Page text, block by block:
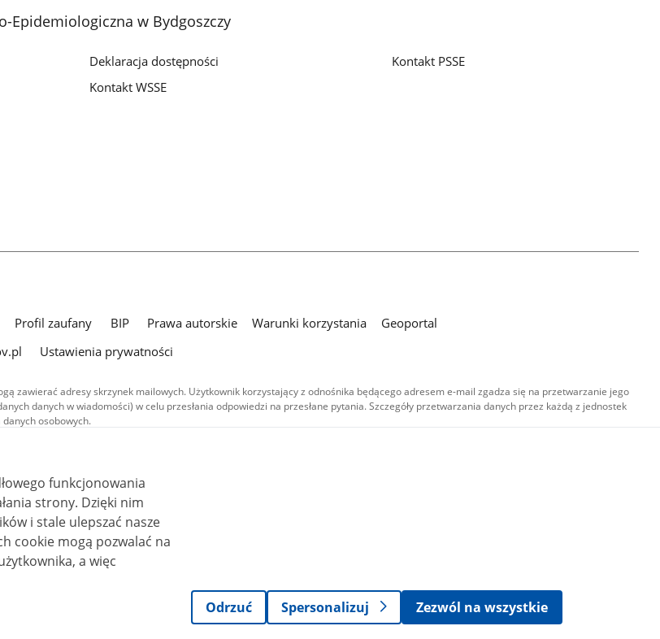
Epidemiologiczna w Bydgoszczy
Deklaracja dostępności
Kontakt WSSE
Kontakt PSSE
Profil zaufany BIP Prawa autorskie Warunki korzystania
Geoportal
Ustawienia prywatności
zawierać adresy skrzynek mailowych. Użytkownik korzystający z odnośnika będącego adresem e-mail zgadza się na przetwarzanie jego
danych w wiadomości) w celu przesłania odpowiedzi na przesłane pytania. Szczegóły przetwarzania danych przez każdą z jednostek
osobowych.
serwisie (z wyłączeniem treści audiowizualnych), są
Commons: uznanie autorstwa - na tych samych
Materiały audiowizualne, w tym zdjęcia, materiały audio i wideo,
Creative Commons: uznanie autorstwa użycie niekomercyjne -
BY-NC-ND 4.0), o ile nie jest to stwierdzone inaczej.
funkcjonowania
Dzięki nim
i stale ulepszać nasze
a więc
Odrzuć
Spersonalizuj Zezwól na wszystkie